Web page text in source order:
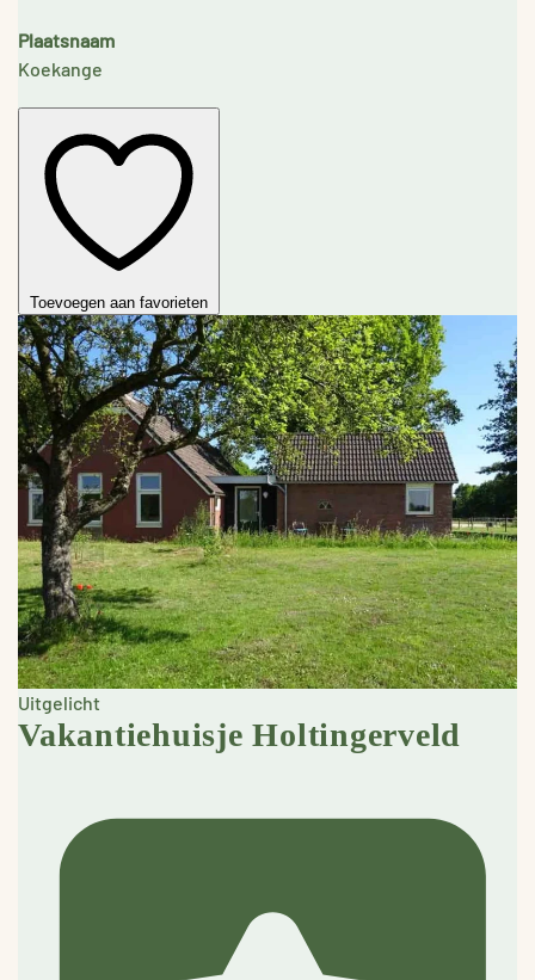
Plaatsnaam
Koekange
Toevoegen aan favorieten
Uitgelicht
Vakantiehuisje Holtingerveld